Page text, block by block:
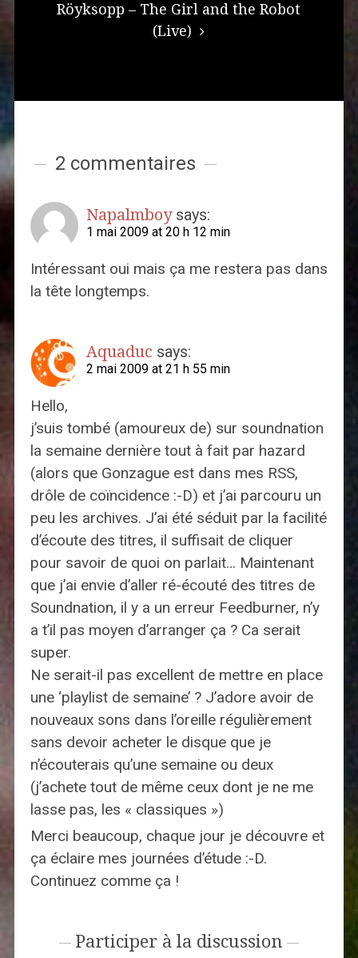
Röyksopp – The Girl and the Robot
(Live)
2 commentaires
Napalmboy says:
1 mai 2009 at 20 h 12 min
Intéressant oui mais ça me restera pas dans
la tête longtemps.
Aquaduc says:
2 mai 2009 at 21 h 55 min
Hello,
j’suis tombé (amoureux de) sur soundnation
la semaine dernière tout à fait par hazard
(alors que Gonzague est dans mes RSS,
drôle de coïncidence :-D) et j’ai parcouru un
peu les archives. J’ai été séduit par la facilité
d’écoute des titres, il suffisait de cliquer
pour savoir de quoi on parlait… Maintenant
que j’ai envie d’aller ré-écouté des titres de
Soundnation, il y a un erreur Feedburner, n’y
a t’il pas moyen d’arranger ça ? Ca serait
super.
Ne serait-il pas excellent de mettre en place
une ‘playlist de semaine’ ? J’adore avoir de
nouveaux sons dans l’oreille régulièrement
sans devoir acheter le disque que je
n’écouterais qu’une semaine ou deux
(j’achete tout de même ceux dont je ne me
lasse pas, les « classiques »)
Merci beaucoup, chaque jour je découvre et
ça éclaire mes journées d’étude :-D.
Continuez comme ça !
Participer à la discussion